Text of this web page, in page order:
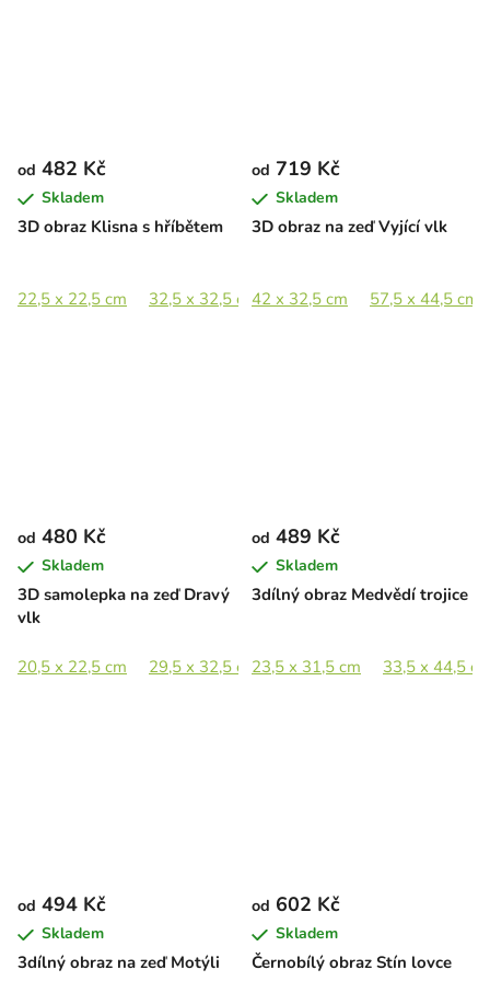
3D obraz Klisna s hříbětem
od 482 Kč
Skladem
22,5 x 22,5 cm 32,5 x 32,5 cm 44,5 x 44,5 cm 65 x 65
3D obraz na zeď Vyjící vlk
od 719 Kč
Skladem
42 x 32,5 cm 57,5 x 44,5 cm
3D samolepka na zeď Dravý
vlk
od 480 Kč
Skladem
20,5 x 22,5 cm 29,5 x 32,5 cm 40,5 x 44,5 cm 59 x 65
3dílný obraz Medvědí trojice
od 489 Kč
Skladem
23,5 x 31,5 cm 33,5 x 44,5
3dílný obraz na zeď Motýli
od 494 Kč
Skladem
Černobílý obraz Stín lovce
od 602 Kč
Skladem